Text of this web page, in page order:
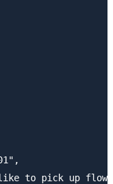
to pick up